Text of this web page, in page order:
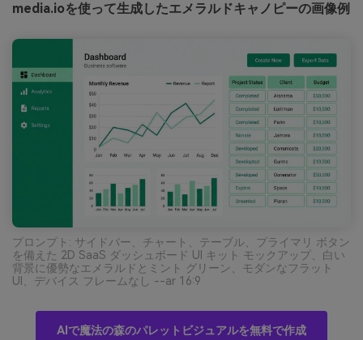
media.ioを使って生成したエメラルドキャノピーの画像例
プロンプト: サイドバー、チャート、テーブル、プライマリ ボタン
を備えた 2D SaaS ダッシュボード UI キット モックアップ、白い
背景に優勢なエメラルドとミント グリーン、モダンなフラット
UI、デバイス フレームなし --ar 16:9
AIで魔法の森のパレットビジュアルを無料で作成